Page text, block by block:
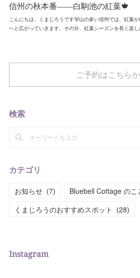
信州の秋本番――白駒池の紅葉🍁
こんにちは、くまじろうです🐻山の多い信州では、紅葉
へと広がっていきます。その分、紅葉シーズンを長く楽
ご予約はこちら
検索
カテゴリ
お知らせ (7) Bluebell Cottage のこ
くまじろうのおすすめスポット (28)
Instagram